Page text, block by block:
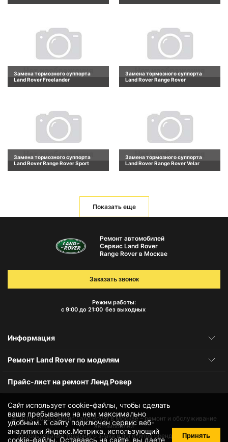
Замена тормозного суппорта
Land Rover Freelander
Замена тормозного суппорта
Land Rover Range Rover
Замена тормозного суппорта
Land Rover Range Rover Sport
Замена тормозного суппорта
Land Rover Range Rover Velar
Показать еще
Сайт использует cookie-файлы, чтобы сделать
ваше пребывание на нем максимально
удобным. К cайту подключен сервис веб-
аналитики Яндекс.Метрика, использующий
cookie-файлы. Оставаясь на сайте, вы даете Принять
Ремонт автомобилей
Сервис Land Rover
Range Rover в Москве
Режим работы:
с 9:00 до 21:00 без выходных
Заказать звонок
Информация
Ремонт Land Rover по моделям
Прайс-лист на ремонт Ленд Ровер
© 2010-2026Сервис Land Rover в Москве – ремонт и обслуживание
автомобилей
Использование товарного знака и логотипов бренда происходит